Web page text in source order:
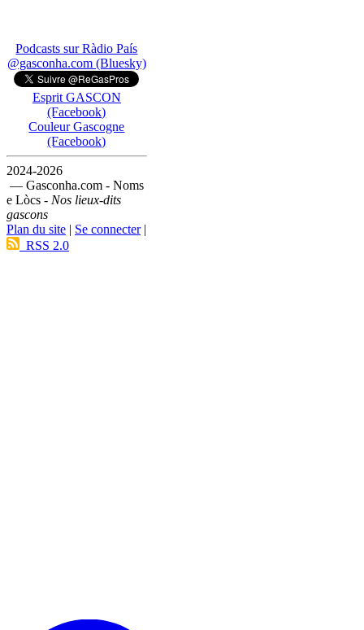
Podcasts sur Ràdio País
@gasconha.com (Bluesky)
Esprit GASCON
(Facebook)
Couleur Gascogne
(Facebook)
2024-2026
— Gasconha.com - Noms
e Lòcs - Nos lieux-dits
gascons
Plan du site | Se connecter|
RSS 2.0